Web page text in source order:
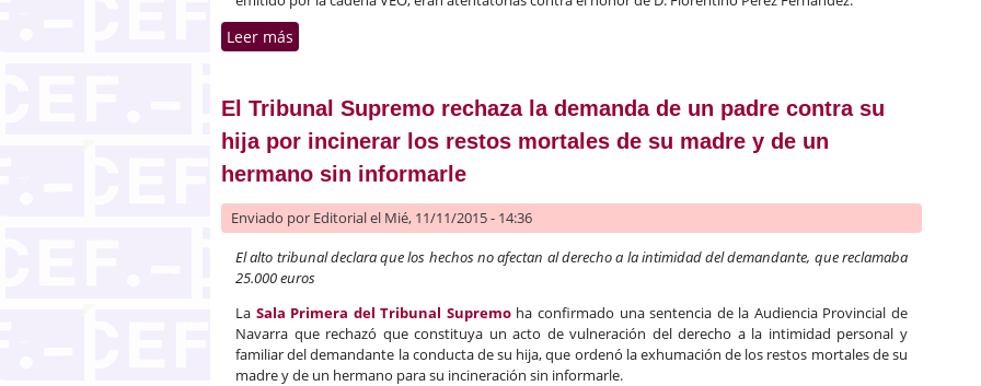
Leer más
El Tribunal Supremo rechaza la demanda de un padre contra su
hija por incinerar los restos mortales de su madre y de un
hermano sin informarle
Enviado por Editorialel Mié, 11/11/2015 - 14:36
El alto tribunal declara que los hechos no afectan al derecho a la intimidad del demandante, que reclamaba
25.000 euros
La Sala Primera del Tribunal Supremoha confirmado una sentencia de la Audiencia Provincial de
Navarra que rechazó que constituya un acto de vulneración del derecho a la intimidad personal y
familiar del demandante la conducta de su hija, que ordenó la exhumación de los restos mortales de su
madre y de un hermano para su incineración sin informarle.